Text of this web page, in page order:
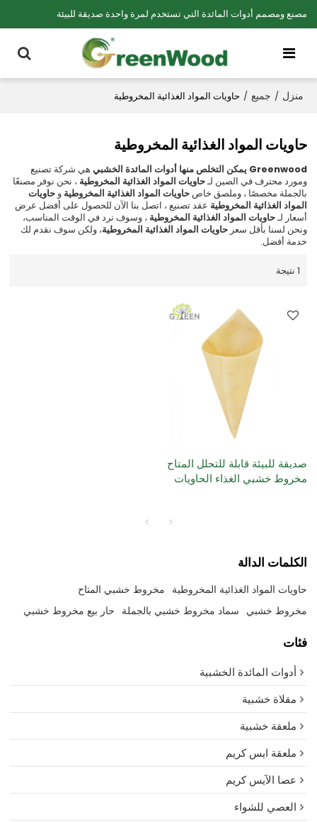
مصنع ومصمم أدوات المائدة التي تستخدم لمرة واحدة صديقة للبيئة
منزل / جميع / حاويات المواد الغذائية المخروطية
حاويات المواد الغذائية المخروطية
Greenwood يمكن التخلص منها أدوات المائدة الخشبي
هي شركة تصنيع
ومورد محترف في الصين لـحاويات المواد الغذائية المخروطية ، نحن نوفر مصنعًا
بالجملة مخصصًا ، وملصق خاصحاويات المواد الغذائية المخروطية وحاويات
المواد الغذائية المخروطية عقد تصنيع ، اتصل بنا الآن للحصول على أفضل عرض
أسعار لـحاويات المواد الغذائية المخروطية ، وسوف نرد في الوقت المناسب،
ونحن لسنا بأقل سعرحاويات المواد الغذائية المخروطية، ولكن سوف نقدم لك
خدمة أفضل.
1 نتيجة
صديقة للبيئة قابلة للتحلل المتاح
مخروط خشبي الغذاء الحاويات
الكلمات الدالة
حاويات المواد الغذائية المخروطية مخروط خشبي المتاح
مخروط خشبي سماد مخروط خشبي بالجملة حار بيع مخروط خشبي
فئات
أدوات المائدة الخشبية
مقلاة خشبية
ملعقة خشبية
ملعقة ايس كريم
عصا الآيس كريم
العصي للشواء